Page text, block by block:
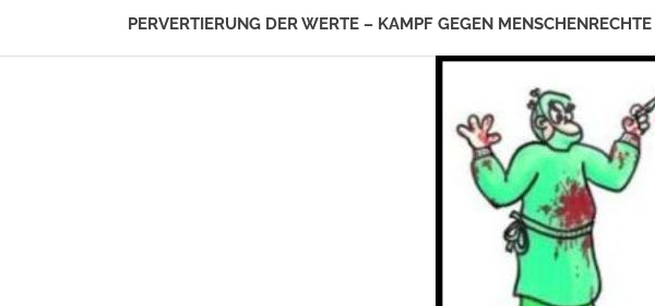
PERVERTIERUNG DER WERTE – KAMPF GEGEN MENSCHENRECHTE